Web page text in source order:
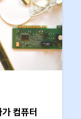
컴퓨터